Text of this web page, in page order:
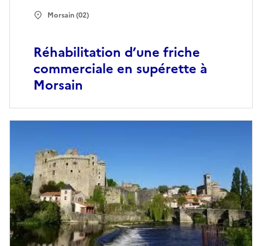
Réhabilitation d’une friche
commerciale en supérette à
Morsain
Morsain (02)